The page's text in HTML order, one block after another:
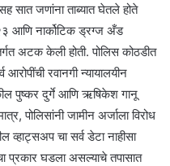
सात जणांना ताब्यात घेतले होते
आणि नार्कोटिक ड्रग्ज अँड
अटक केली होती. पोलिस कोठडीत
रवानगी न्यायालयीन
पुष्कर दुर्गे आणि ऋषिकेश गानू
पोलिसांनी जामीन अर्जाला विरोध
व्हाट्सअप चा सर्व डेटा नाहीसा
प्रकार घडला असल्याचे तपासात